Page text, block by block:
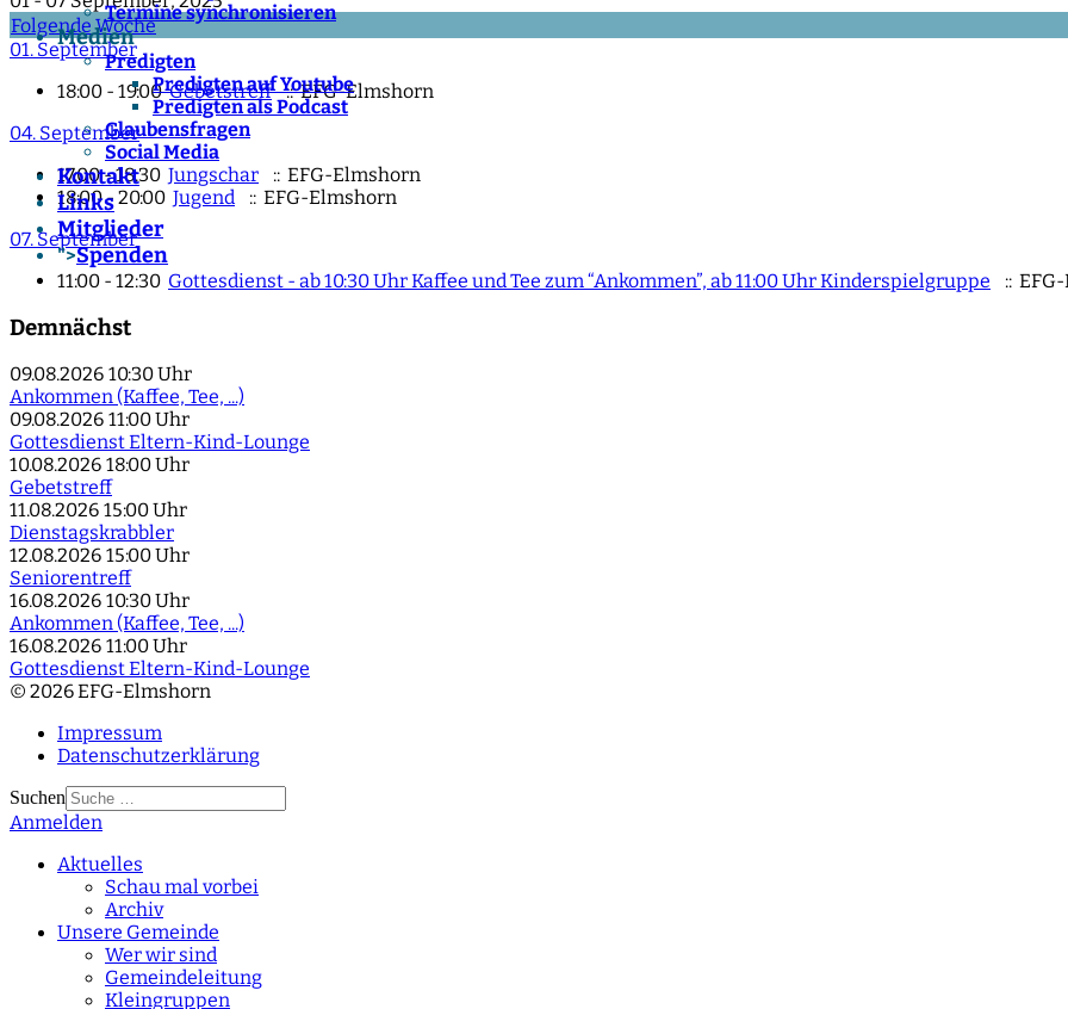
Termine synchronisieren
Medien
Predigten
Predigten auf Youtube
Predigten als Podcast
Glaubensfragen
Social Media
Kontakt
Links
Mitglieder
">Spenden
Folgende Woche
01. September
18:00 - 19:00Gebetstreff :: EFG-Elmshorn
04. September
17:00 - 18:30 Jungschar
:: EFG-Elmshorn
18:00 - 20:00 Jugend
:: EFG-Elmshorn
07. September
11:00 - 12:30 Gottesdienst - ab 10:30 Uhr Kaffee und Tee zum “Ankommen”, ab 11:00 Uhr Kinderspielgruppe ::
Demnächst
09.08.2026 10:30 Uhr
Ankommen (Kaffee, Tee, ...)
09.08.2026 11:00 Uhr
Gottesdienst Eltern-Kind-Lounge
10.08.2026 18:00 Uhr
Gebetstreff
11.08.2026 15:00 Uhr
Dienstagskrabbler
12.08.2026 15:00 Uhr
Seniorentreff
16.08.2026 10:30 Uhr
Ankommen (Kaffee, Tee, ...)
16.08.2026 11:00 Uhr
Gottesdienst Eltern-Kind-Lounge
© 2026 EFG-Elmshorn
Impressum
Datenschutzerklärung
Suchen
Type 2 or more
Anmelden
Aktuelles
Schau mal vorbei
Archiv
Unsere Gemeinde
Wer wir sind
Gemeindeleitung
Kleingruppen